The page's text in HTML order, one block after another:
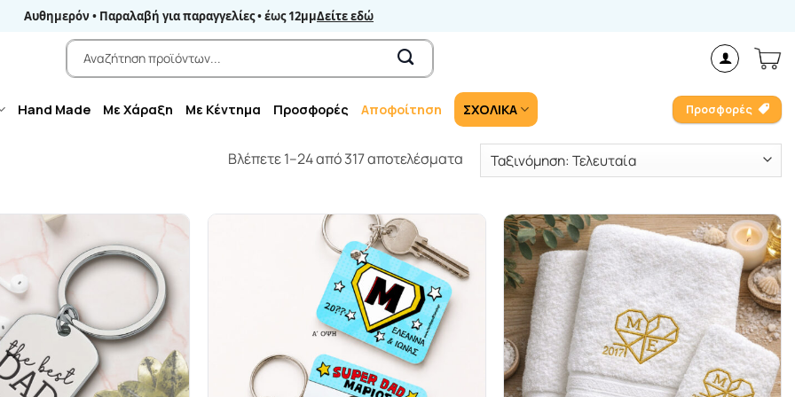
Αυθημερόν • Παραλαβή για παραγγελίες • έως 12μμΔείτε εδώ
Αναζήτηση
για:
Hand Made Με Χάραξη Με Κέντημα Προσφορές Αποφοίτηση ΣΧΟΛΙΚΑ Προσφορές
Βλέπετε 1–24 από 317 αποτελέσματαSorted